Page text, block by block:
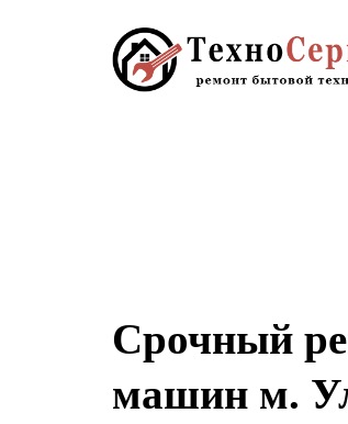
Срочный
машин м.